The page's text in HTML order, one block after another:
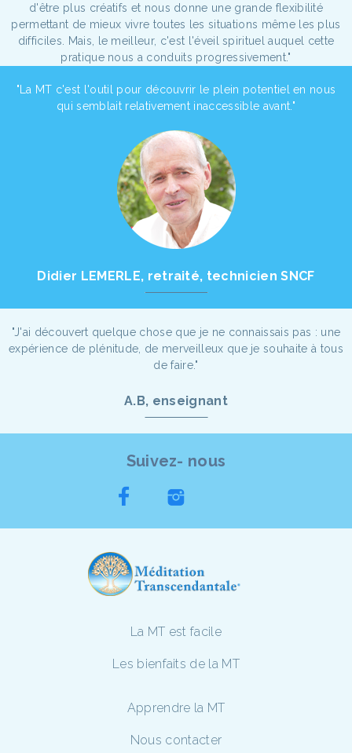
d'être plus créatifs et nous donne une grande flexibilité
permettant de mieux vivre toutes les situations même les plus
difficiles. Mais, le meilleur, c'est l'éveil spirituel auquel cette
pratique nous a conduits progressivement."
"La MT c'est l'outil pour découvrir le plein potentiel en nous
qui semblait relativement inaccessible avant."
Didier LEMERLE, retraité, technicien SNCF
"J'ai découvert quelque chose que je ne connaissais pas : une
expérience de plénitude, de merveilleux que je souhaite à tous
de faire."
A.B, enseignant
Suivez- nous
La MT est facile
Les bienfaits de la MT
Apprendre la MT
Nous contacter